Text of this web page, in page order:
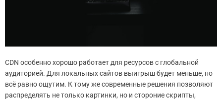
CDN особенно хорошо работает для ресурсов с глобальной
аудиторией. Для локальных сайтов выигрыш будет меньше, но
всё равно ощутим. К тому же современные решения позволяют
распределять не только картинки, но и стороние скрипты,